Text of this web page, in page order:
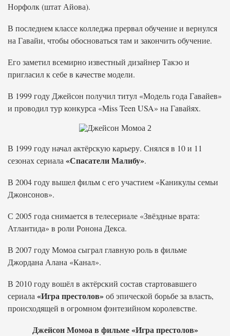
Норфолк (штат Айова).
В последнем классе колледжа прервал обучение и вернулся
на Гавайи, чтобы обосноваться там и закончить обучение.
Его заметил всемирно известный дизайнер Такэо и
пригласил к себе в качестве модели.
В 1999 году Джейсон получил титул «Модель года Гавайев»
и проводил тур конкурса «Miss Teen USA» на Гавайях.
В 1999 году начал актёрскую карьеру. Снялся в 10 и 11
сезонах сериала «Спасатели Малибу».
В 2004 году вышел фильм с его участием «Каникулы семьи
Джонсонов».
С 2005 года снимается в телесериале «Звёздные врата:
Атлантида» в роли Ронона Декса.
В 2007 году Момоа сыграл главную роль в фильме
Джордана Алана «Канал».
В 2010 году вошёл в актёрский состав стартовавшего
сериала «Игра престолов»об эпической борьбе за власть,
происходящей в огромном фэнтезийном королевстве.
Джейсон Момоа в фильме «Игра престолов»